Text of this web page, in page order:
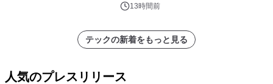
13時間前
テックの新着をもっと見る
人気のプレスリリース